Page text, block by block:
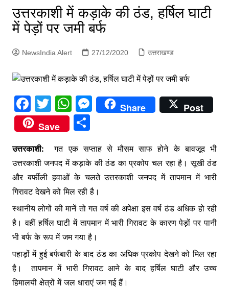
उत्तरकाशी में कड़ाके की ठंड, हर्षिल घाटी
में पेड़ों पर जमी बर्फ
NewsIndia Alert 27/12/2020 उत्तराखण्ड
F
a
c
e
b
o
o
k
T
w
itt
er
W
h
at
s
A
p
p
M
e
s
e
n
g
er
Share
Post
Save
S
ar
e
उत्तरकाशी: गत एक सप्ताह से मौसम साफ होने के बावजूद भी
उत्तरकाशी जनपद में कड़ाके की ठंड का प्रकोप चल रहा है। सूखी ठंड
और बर्फीली हवाओं के चलते उत्तरकाशी जनपद में तापमान में भारी
गिरावट देखने को मिल रही है।
स्थानीय लोगों की मानें तो गत वर्ष की अपेक्षा इस वर्ष ठंड अधिक हो रही
है। वहीं हर्षिल घाटी में तापमान में भारी गिरावट के कारण पेड़ों पर पानी
भी बर्फ के रूप में जम गया है।
पहाड़ों में हुई बर्फबारी के बाद ठंड का अधिक प्रकोप देखने को मिल रहा
है। तापमान में भारी गिरावट आने के बाद हर्षिल घाटी और उच्च
हिमालयी क्षेत्रों में जल धाराएं जम गई हैं।
pg